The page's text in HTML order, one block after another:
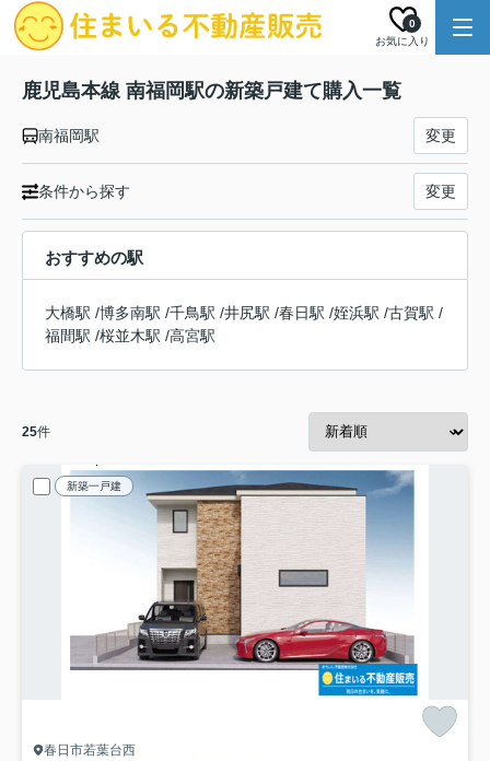
お気に入り
0
鹿児島本線 南福岡駅の新築戸建て購入一覧
南福岡駅 変更
条件から探す 変更
おすすめの駅
大橋駅 /博多南駅 /千鳥駅 /井尻駅 /春日駅 /姪浜駅 /古賀駅 /
福間駅 /桜並木駅 /高宮駅
25件
新築一戸建
春日市若葉台西